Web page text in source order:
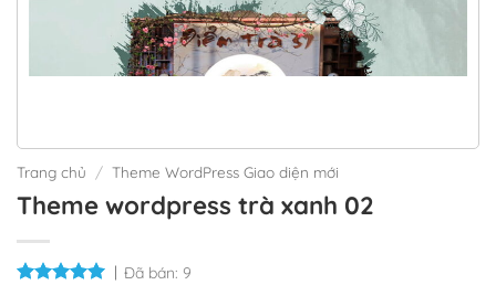
Trang chủ / Theme WordPress Giao diện mới
Theme wordpress trà xanh 02
Đã bán: 9